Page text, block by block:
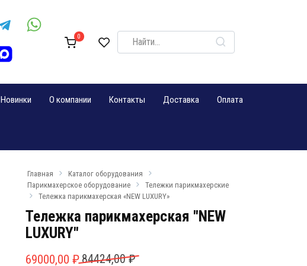
0
Search
for:
Новинки О компании Контакты Доставка Оплата
Главная
Каталог оборудования
Парикмахерское оборудование
Тележки парикмахерские
Тележка парикмахерская «NEW LUXURY»
Тележка парикмахерская "NEW
LUXURY"
84424,00₽
Первоначальная
69000,00 ₽
Текущая